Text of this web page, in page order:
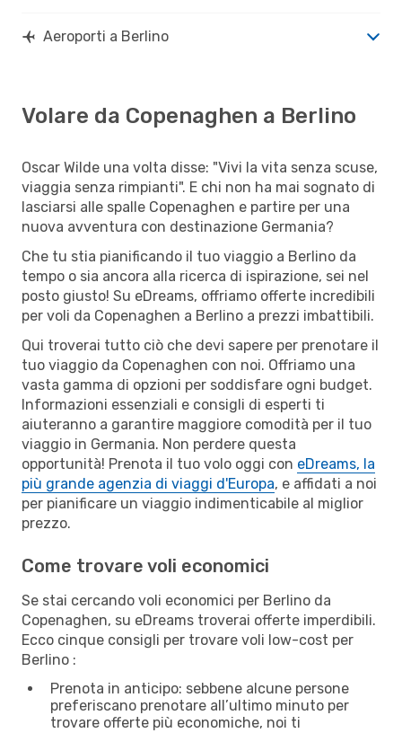
Aeroporti a Berlino
Volare da Copenaghen a Berlino
Oscar Wilde una volta disse: "Vivi la vita senza scuse,
viaggia senza rimpianti". E chi non ha mai sognato di
lasciarsi alle spalle Copenaghen e partire per una
nuova avventura con destinazione Germania?
Che tu stia pianificando il tuo viaggio a Berlino da
tempo o sia ancora alla ricerca di ispirazione, sei nel
posto giusto! Su eDreams, offriamo offerte incredibili
per voli da Copenaghen a Berlino a prezzi imbattibili.
Qui troverai tutto ciò che devi sapere per prenotare il
tuo viaggio da Copenaghen con noi. Offriamo una
vasta gamma di opzioni per soddisfare ogni budget.
Informazioni essenziali e consigli di esperti ti
aiuteranno a garantire maggiore comodità per il tuo
viaggio in Germania. Non perdere questa
opportunità! Prenota il tuo volo oggi con eDreams, la
più grande agenzia di viaggi d'Europa, e affidati a noi
per pianificare un viaggio indimenticabile al miglior
prezzo.
Come trovare voli economici
Se stai cercando voli economici per Berlino da
Copenaghen, su eDreams troverai offerte imperdibili.
Ecco cinque consigli per trovare voli low-cost per
Berlino :
Prenota in anticipo: sebbene alcune persone
preferiscano prenotare all’ultimo minuto per
trovare offerte più economiche, noi ti